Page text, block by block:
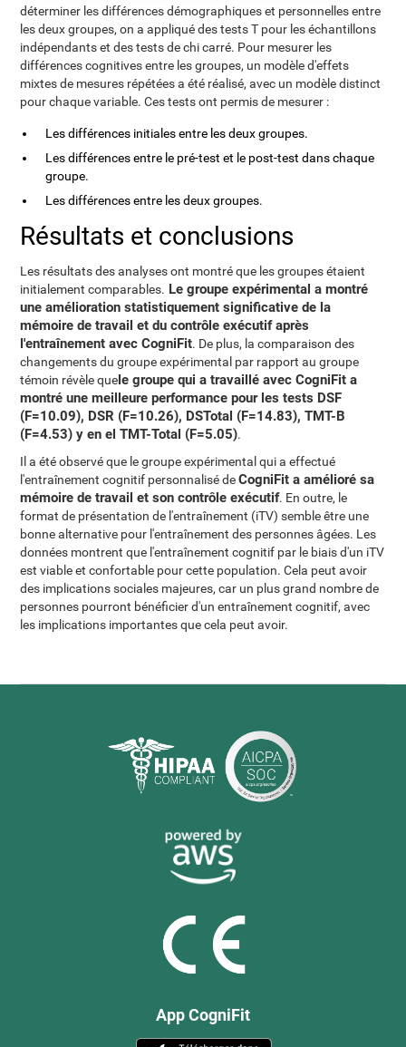
déterminer les différences démographiques et personnelles entre
les deux groupes, on a appliqué des tests T pour les échantillons
indépendants et des tests de chi carré. Pour mesurer les
différences cognitives entre les groupes, un modèle d'effets
mixtes de mesures répétées a été réalisé, avec un modèle distinct
pour chaque variable. Ces tests ont permis de mesurer :
Les différences initiales entre les deux groupes.
Les différences entre le pré-test et le post-test dans chaque
groupe.
Les différences entre les deux groupes.
Résultats et conclusions
Les résultats des analyses ont montré que les groupes étaient
initialement comparables. Le groupe expérimental a montré
une amélioration statistiquement significative de la
mémoire de travail et du contrôle exécutif après
l'entraînement avec CogniFit. De plus, la comparaison des
changements du groupe expérimental par rapport au groupe
témoin révèle quele groupe qui a travaillé avec CogniFit a
montré une meilleure performance pour les tests DSF
(F=10.09), DSR (F=10.26), DSTotal (F=14.83), TMT-B
(F=4.53) y en el TMT-Total (F=5.05).
Il a été observé que le groupe expérimental qui a effectué
l'entraînement cognitif personnalisé deCogniFit a amélioré sa
mémoire de travail et son contrôle exécutif. En outre, le
format de présentation de l'entraînement (iTV) semble être une
bonne alternative pour l'entraînement des personnes âgées. Les
données montrent que l'entraînement cognitif par le biais d'un iTV
est viable et confortable pour cette population. Cela peut avoir
des implications sociales majeures, car un plus grand nombre de
personnes pourront bénéficier d'un entraînement cognitif, avec
les implications importantes que cela peut avoir.
App CogniFit